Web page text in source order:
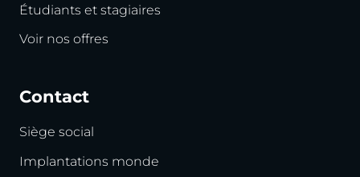
Étudiants et stagiaires
Voir nos offres
Contact
Siège social
Implantations monde